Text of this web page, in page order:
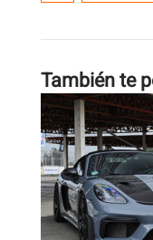
También te